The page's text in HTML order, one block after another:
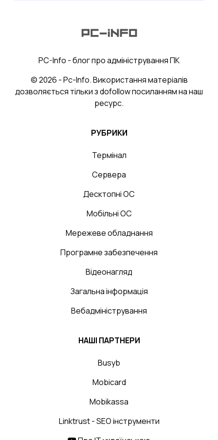
PC-Info - блог про адміністрування ПК
© 2026 - Pc-Info. Використання матеріалів
дозволяється тільки з dofollow посиланням на наш
ресурс.
РУБРИКИ
Термінал
Сервера
Десктопні ОС
Мобільні ОС
Мережеве обладнання
Програмне забезпечення
Відеонагляд
Загальна інформація
Вебадміністрування
НАШІ ПАРТНЕРИ
Busyb
Mobicard
Mobikassa
Linktrust - SEO інструменти